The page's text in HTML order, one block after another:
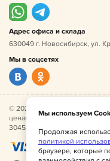
Адрес офиса и склада
630049 г. Новосибирск, ул.
Мы в соцсетях
© 2026 Нафаня — оптовые
ценам производителя. ИНН
304541027500052.
Мы используем
Продолжая
политикой
браузере, которые